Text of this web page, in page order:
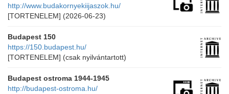
http://www.budakornyekiijaszok.hu/
[TORTENELEM] (2026-06-23)
Budapest 150
https://150.budapest.hu/
[TORTENELEM] (csak nyilvántartott)
Budapest ostroma 1944-1945
http://budapest-ostroma.hu/